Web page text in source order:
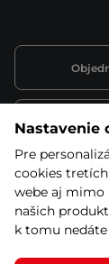
Montáž
Nastavenie
Pre
cookies
webe aj mimo
našich
k tomu nedáte